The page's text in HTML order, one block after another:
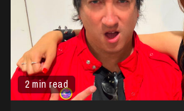
2 min read